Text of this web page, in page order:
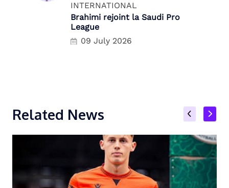
INTERNATIONAL
Brahimi rejoint la Saudi Pro
League
09 July 2026
Related News